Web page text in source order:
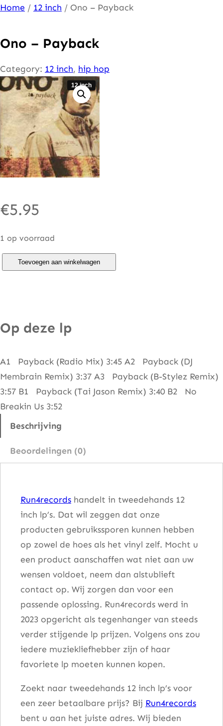
Ga
de
inhoud
Home / 12 inch / Ono – Payback
Ono – Payback
Category: 12 inch, hip hop
12 inch
€5.95
1 op voorraad
a
b
a
c
k
a
Toevoegen aan winkelwagen
Op deze lp
A1 Payback (Radio Mix) 3:45 A2 Payback (DJ
Membrain Remix) 3:37 A3 Payback (B-Stylez Remix)
3:57 B1 Payback (Tai Jason Remix) 3:40 B2 No
Breakin Us 3:52
Beschrijving
Beoordelingen (0)
Run4records handelt in tweedehands 12
inch lp’s. Dat wil zeggen dat onze
producten gebruikssporen kunnen hebben
op zowel de hoes als het vinyl zelf. Mocht u
een product aanschaffen wat niet aan uw
wensen voldoet, neem dan alstublieft
contact op. Wij zorgen dan voor een
passende oplossing. Run4records werd in
2023 opgericht als tegenhanger van steeds
verder stijgende lp prijzen. Volgens ons zou
iedere muziekliefhebber zijn of haar
favoriete lp moeten kunnen kopen.
Zoekt naar tweedehands 12 inch lp’s voor
een zeer betaalbare prijs? Bij Run4records
bent u aan het juiste adres. Wij bieden